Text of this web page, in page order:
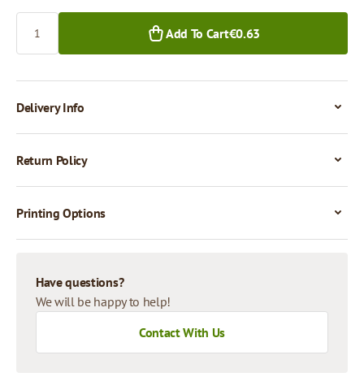
Add To Cart€0.63
Delivery Info
Return Policy
Printing Options
Have questions?
We will be happy to help!
Contact With Us